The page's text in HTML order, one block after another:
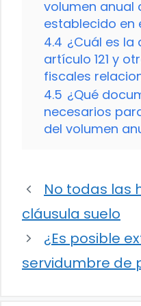
volumen anual
establecido en
4.4 ¿Cuál es la
artículo 121 y
fiscales
4.5 ¿Qué
necesarios
del volumen
No todas las
cláusula suelo
¿Es posible
servidumbre de